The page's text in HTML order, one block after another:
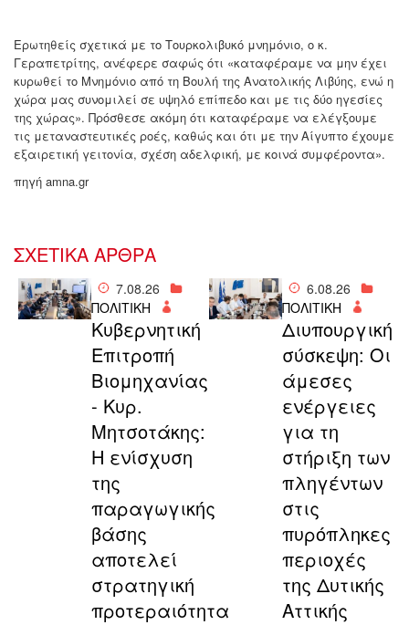
Ερωτηθείς σχετικά με το Τουρκολιβυκό μνημόνιο, ο κ.
Γεραπετρίτης, ανέφερε σαφώς ότι «καταφέραμε να μην έχει
κυρωθεί το Μνημόνιο από τη Βουλή της Ανατολικής Λιβύης, ενώ η
χώρα μας συνομιλεί σε υψηλό επίπεδο και με τις δύο ηγεσίες
της χώρας». Πρόσθεσε ακόμη ότι καταφέραμε να ελέγξουμε
τις μεταναστευτικές ροές, καθώς και ότι με την Αίγυπτο έχουμε
εξαιρετική γειτονία, σχέση αδελφική, με κοινά συμφέροντα».
πηγή amna.gr
ΣΧΕΤΙΚΑ ΑΡΘΡΑ
7.08.26
ΠΟΛΙΤΙΚΗ
Κυβερνητική
Επιτροπή
Βιομηχανίας
- Κυρ.
Μητσοτάκης:
Η ενίσχυση
της
παραγωγικής
βάσης
αποτελεί
στρατηγική
προτεραιότητα
6.08.26
ΠΟΛΙΤΙΚΗ
Διυπουργική
σύσκεψη: Οι
άμεσες
ενέργειες
για τη
στήριξη των
πληγέντων
στις
πυρόπληκες
περιοχές
της Δυτικής
Αττικής